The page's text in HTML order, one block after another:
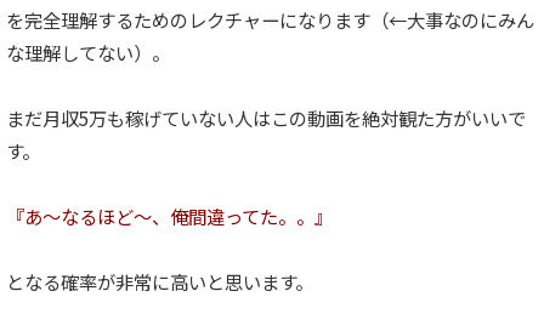
を完全理解するためのレクチャーになります（←大事なのにみん
な理解してない）。
まだ月収5万も稼げていない人はこの動画を絶対観た方がいいで
す。
『あ〜なるほど〜、俺間違ってた。。』
となる確率が非常に高いと思います。